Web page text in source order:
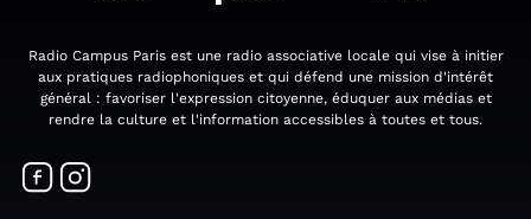
Radio Campus Paris est une radio associative locale qui vise à initier
aux pratiques radiophoniques et qui défend une mission d'intérêt
général : favoriser l'expression citoyenne, éduquer aux médias et
rendre la culture et l'information accessibles à toutes et tous.